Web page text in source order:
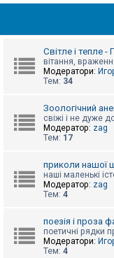
Світле і тепле
вітання,
Модератори:
Тем: 34
Зоологічний
свіжі і не дуже
Модератор: zag
Тем: 17
приколи нашої
наші маленькі
Модератор: zag
Тем: 4
поезія і проза
поетичні рядки
Модератори:
Тем: 4